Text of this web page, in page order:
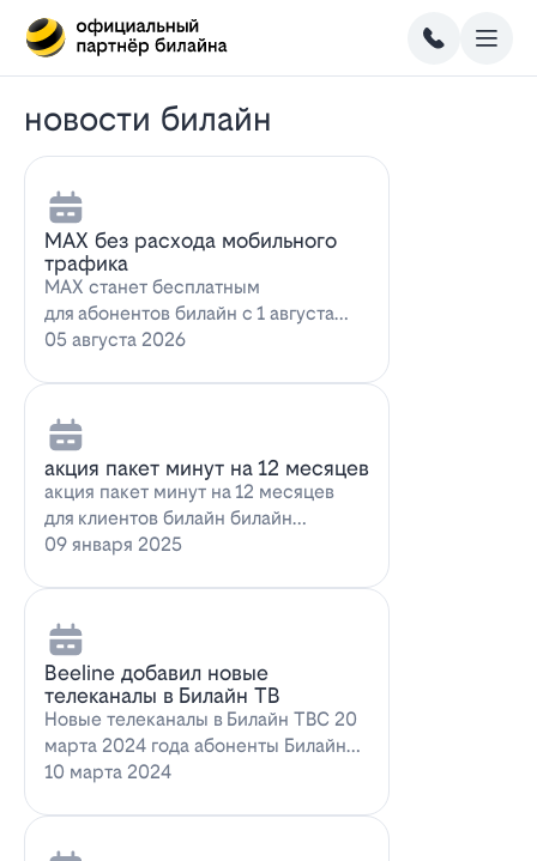
новости билайн
MAX без расхода мобильного
трафика
MAX станет бесплатным
для абонентов билайн с 1 августа
2026 года использование
05 августа 2026
акция пакет минут на 12 месяцев
акция пакет минут на 12 месяцев
для клиентов билайн билайн
запускает новое выгодное
09 января 2025
Beeline добавил новые
телеканалы в Билайн ТВ
Новые телеканалы в Билайн ТВС 20
марта 2024 года абоненты Билайн
ТВ получат возможность
10 марта 2024